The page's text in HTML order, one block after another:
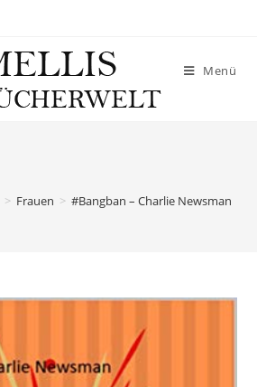
Menü
> Frauen > #Bangban – Charlie Newsman